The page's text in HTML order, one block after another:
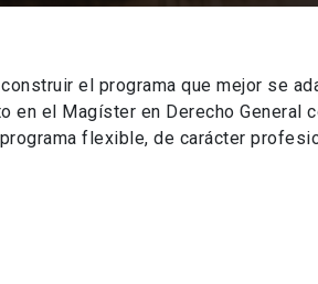
el programa que mejor se
el Magíster en Derecho General
flexible, de carácter